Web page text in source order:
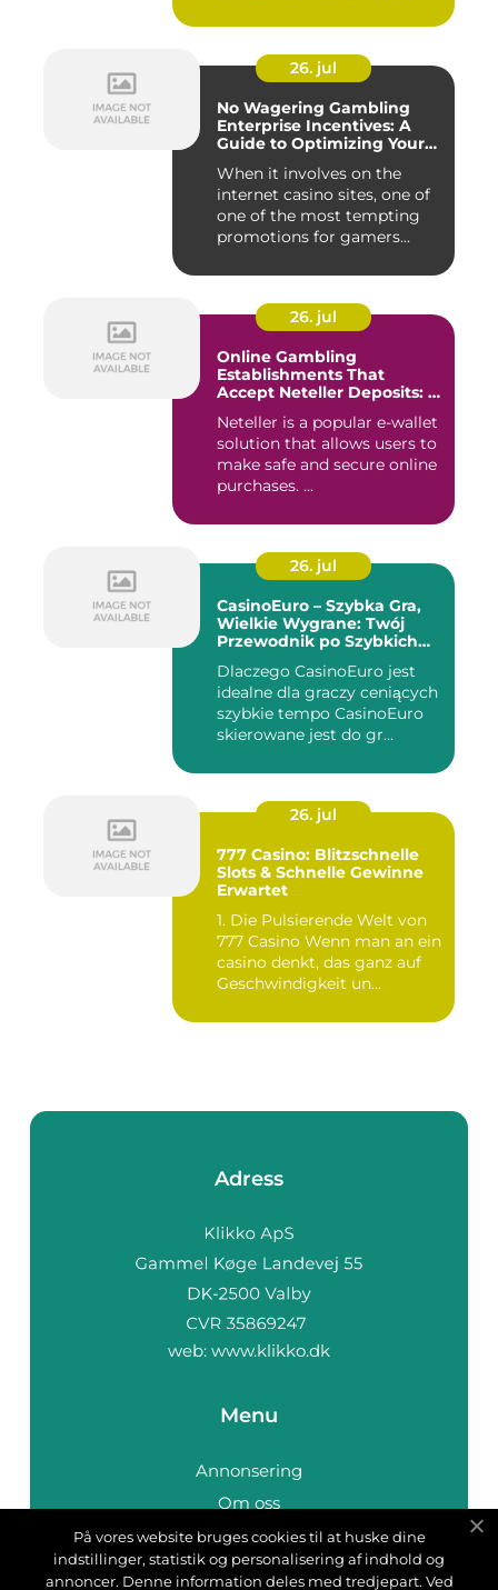
26. jul
No Wagering Gambling
Enterprise Incentives: A
Guide to Optimizing Your
When it involves on the
internet casino sites, one of
one of the most tempting
promotions for gamers...
26. jul
Online Gambling
Establishments That
Accept Neteller Deposits: A
Neteller is a popular e-wallet
solution that allows users to
make safe and secure online
purchases. ...
26. jul
CasinoEuro – Szybka Gra,
Wielkie Wygrane: Twój
Przewodnik po Szybkich
Dlaczego CasinoEuro jest
idealne dla graczy ceniących
szybkie tempo CasinoEuro
skierowane jest do gr...
26. jul
777 Casino: Blitzschnelle
Slots & Schnelle Gewinne
Erwartet
1. Die Pulsierende Welt von
777 Casino Wenn man an ein
casino denkt, das ganz auf
Geschwindigkeit un...
Adress
web: www.klikko.dk
Menu
Annonsering
Om oss
Cookies
Kontakta oss
På vores website bruges cookies til at huske dine
indstillinger, statistik og personalisering af indhold og
annoncer. Denne information deles med tredjepart. Ved